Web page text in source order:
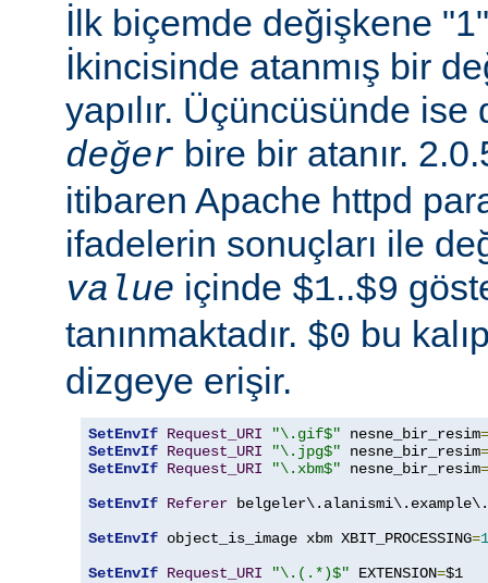
İlk biçemde değişkene
İkincisinde atanmış bir
yapılır. Üçüncüsünde
değer bire bir atanır.
itibaren Apache httpd
ifadelerin sonuçları ile
value içinde $1..$9
tanınmaktadır. $0 bu
dizgeye erişir.
SetEnvIf Request_URI "\.gif$" nesne_bir_resim=
SetEnvIf Request_URI "\.jpg$" nesne_bir_resim=
SetEnvIf Request_URI "\.xbm$" nesne_bir_resim=
SetEnvIf Referer
SetEnvIf object_is_image xbm XBIT_PROCESSING=1
SetEnvIf Request_URI "\.(.*)$" EXTENSION=$1